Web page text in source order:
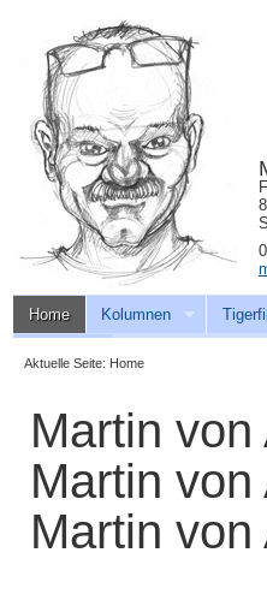
Home Kolumnen
Aktuelle Seite: Home
Martin
Martin
Martin